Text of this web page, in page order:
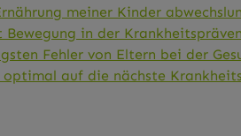
meiner Kinder
Bewegung in der
Fehler von Eltern bei der
auf die nächste